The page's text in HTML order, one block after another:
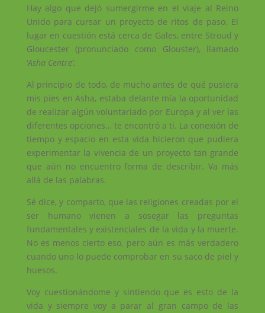
Hay algo que dejó sumergirme en el viaje al Reino
Unido para cursar un proyecto de ritos de paso. El
lugar en cuestión está cerca de Gales, entre Stroud y
Gloucester (pronunciado como Glouster), llamado
‘Asha Centre’.
Al principio de todo, de mucho antes de qué pusiera
mis pies en Asha, estaba delante mía la oportunidad
de realizar algún voluntariado por Europa y al ver las
diferentes opciones… te encontró a ti. La conexión de
tiempo y espacio en esta vida hicieron que pudiera
experimentar la vivencia de un proyecto tan grande
que aún no encuentro forma de describir. Va más
allá de las palabras.
Sé dice, y comparto, que las religiones creadas por el
ser humano vienen a sosegar las preguntas
fundamentales y existenciales de la vida y la muerte.
No es menos cierto eso, pero aún es más verdadero
cuando uno lo puede comprobar en su saco de piel y
huesos.
Voy cuestionándome y sintiendo que es esto de la
vida y siempre voy a parar al gran campo de las